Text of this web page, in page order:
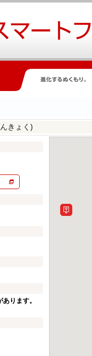
きょく)
ります。